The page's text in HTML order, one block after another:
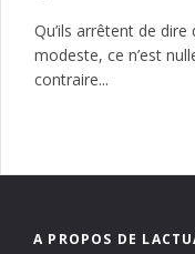
Qu’ils arrêtent de
modeste, ce n’est
contraire...
A PROPOS DE